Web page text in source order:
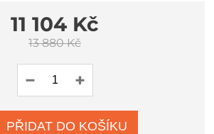
11 104 Kč
13 880 Kč
PŘIDAT DO KOŠÍKU